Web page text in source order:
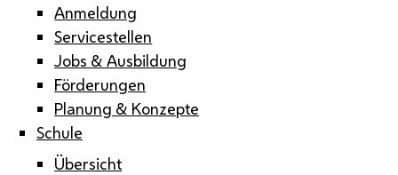
Anmeldung
Servicestellen
Jobs & Ausbildung
Förderungen
Planung & Konzepte
Schule
Übersicht